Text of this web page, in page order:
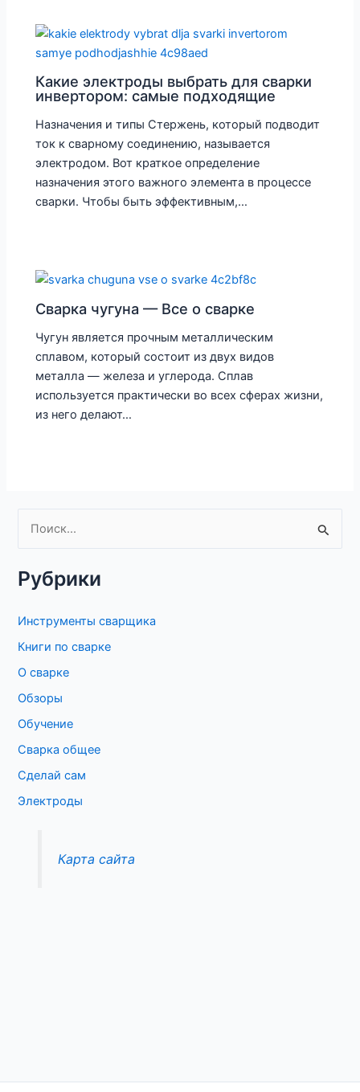
Какие электроды выбрать для сварки
инвертором: самые подходящие
Назначения и типы Стержень, который подводит
ток к сварному соединению, называется
электродом. Вот краткое определение
назначения этого важного элемента в процессе
сварки. Чтобы быть эффективным,…
Сварка чугуна — Все о сварке
Чугун является прочным металлическим
сплавом, который состоит из двух видов
металла — железа и углерода. Сплав
используется практически во всех сферах жизни,
из него делают…
и
к
:
Рубрики
Инструменты сварщика
Книги по сварке
О сварке
Обзоры
Обучение
Сварка общее
Сделай сам
Электроды
Карта сайта